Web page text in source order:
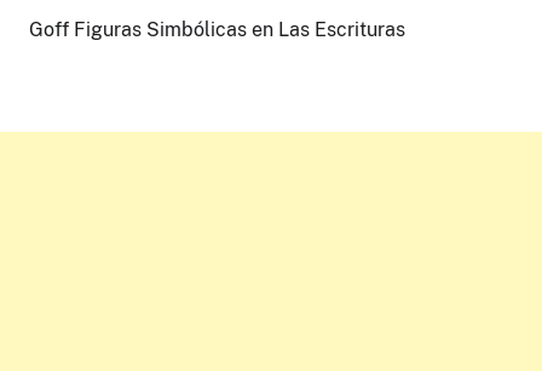
Goff Figuras Simbólicas en Las Escrituras